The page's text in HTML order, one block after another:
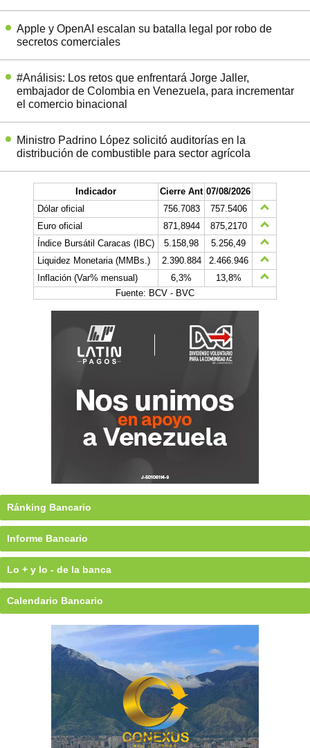
Apple y OpenAI escalan su batalla legal por robo de
secretos comerciales
#Análisis: Los retos que enfrentará Jorge Jaller,
embajador de Colombia en Venezuela, para incrementar
el comercio binacional
Ministro Padrino López solicitó auditorías en la
distribución de combustible para sector agrícola
Indicador Cierre Ant 07/08/2026
Dólar oficial
756.7083
757.5406
Euro oficial
871,8944
875,2170
Índice Bursátil Caracas (IBC)
5.158,98
5.256,49
Liquidez Monetaria (MMBs.)
2.390.884
2.466.946
Inflación (Var% mensual)
6,3%
13,8%
Fuente: BCV - BVC
Ránking Bancario
Informe Bancario
Lo + y lo - de la banca
Calendario Bancario